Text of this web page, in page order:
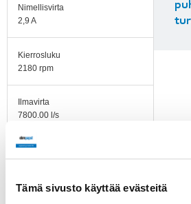
Tämä sivusto käyttää evästeitä
Nimellisvirta
2,9 A
Kierrosluku
2180 rpm
Ilmavirta
7800.00 l/s
Ilmavirta